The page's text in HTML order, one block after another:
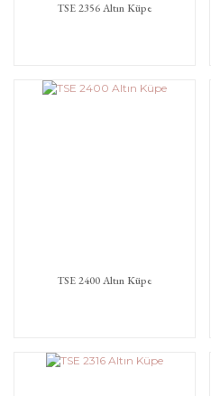
TSE 2356 Altın Küpe
TSE 2400 Altın Küpe